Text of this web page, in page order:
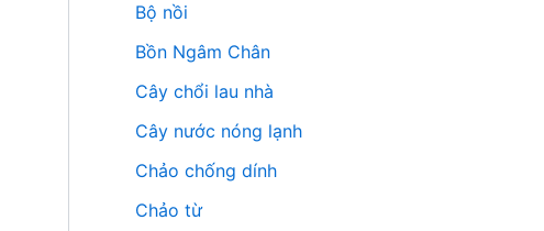
Bộ nồi
Bồn Ngâm Chân
Cây chổi lau nhà
Cây nước nóng lạnh
Chảo chống dính
Chảo từ